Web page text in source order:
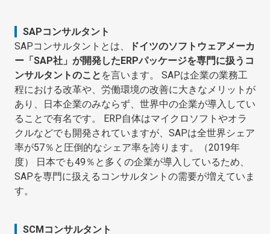
SAPコンサルタント
SAPコンサルタントとは、
ドイツのソフトウェアメーカ
ー「SAP社」が開発したERPパッケージを専門に扱うコ
ンサルタントのこと を言います。 SAPは企業の業務工
程における改革や、労働環境の改善に大きなメリットが
あり、日本企業のみならず、世界中の企業が導入してい
ることで有名です。 ERP自体はマイクロソフトやオラ
クルなどでも開発されていますが、SAPは全世界シェア
率が57％と圧倒的なシェア率を誇ります。（2019年
度） 日本でも49％と多くの企業が導入しているため、
SAPを専門に扱えるコンサルタントの需要が増えていま
す。
SCMコンサルタント